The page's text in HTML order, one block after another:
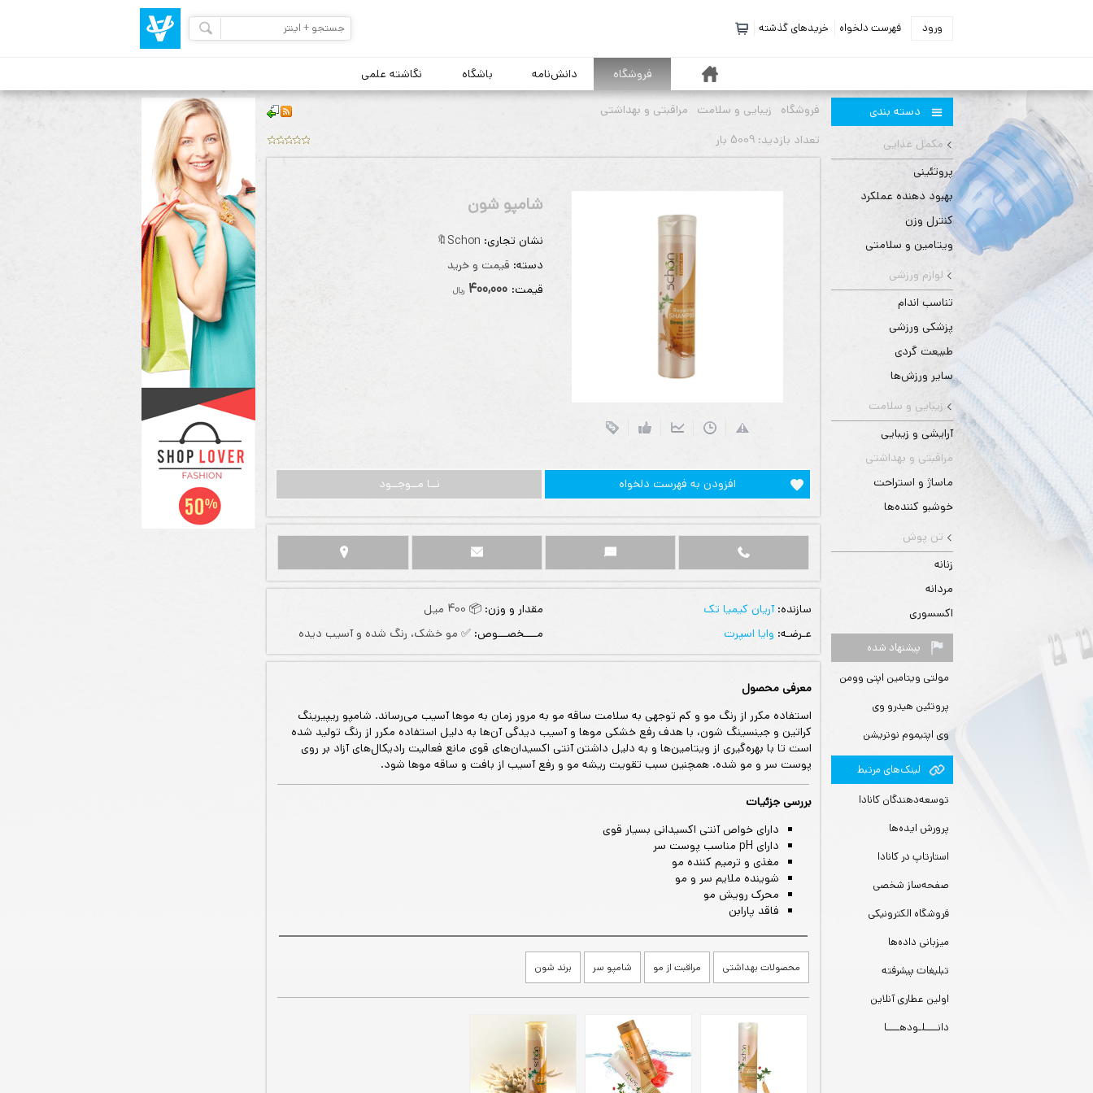
ورود فهرست دلخواه خریدهای گذشته
خانه فروشگاه دانش‌نامه باشگاه نگاشته علمی
دسته بندی
مکمل غذایی
پروتئینی
بهبود دهنده عملکرد
کنترل وزن
ویتامین و سلامتی
لوازم ورزشی
تناسب اندام
پزشکی ورزشی
طبیعت گردی
سایر ورزش‌ها
زیبایی و سلامت
آرایشی و زیبایی
مراقبتی و بهداشتی
ماساژ و استراحت
خوشبو کننده‌ها
تن پوش
زنانه
مردانه
اکسسوری
پیشنهاد شده
مولتی ویتامین اپتی وومن
پروتئین هیدرو وی
وی اپتیموم نوتریشن
لينك‌های مرتبط
توسعه‌دهندگان کانادا
پرورش ایده‌ها
استارتاپ در کانادا
صفحه‌ساز شخصی
فروشگاه الکترونیکی
میزبانی داده‌ها
تبلیغات پیشرفته
اولین عطاری آنلاین
دانــــلـودهــــا
فروشگاه زیبایی و سلامت
مراقبتی و بهداشتی
تعداد بازديد: 5009 بار
شامپو شون
نشان تجاری: Schon🔖
دسته: قیمت و خرید
قيمت: 400,000 ريال
افزودن به فهرست دلخواه نــا مــوجــود
سازنده:آریان کیمیا تک
عـرضـه: وایا اسپرت
مقدار و وزن: 📦 400 میل
مــــخصـــوص: ✅ مو خشک، رنگ شده و آسیب دیده
معرفی محصول
استفاده مکرر از رنگ مو و کم توجهی به سلامت ساقه مو به مرور زمان به موها آسیب می‌رساند. شامپو ریپیرینگ
کراتین و جینسینگ شون، با هدف رفع خشکی موها و آسیب دیدگی آن‌ها به دلیل استفاده مکرر از رنگ تولید شده
است تا با بهره‌گیری از ویتامین‌ها و به دلیل داشتن آنتی اکسیدان‌های قوی مانع فعالیت رادیکال‌های آزاد بر روی
پوست سر و مو شده. همچنین سبب تقویت ریشه مو و رفع آسیب از بافت و ساقه موها شود.
بررسی جزئیات
دارای خواص آنتی اکسیدانی بسیار قوی
دارای pH مناسب پوست سر
مغذی و ترمیم کننده مو
شوینده ملایم سر و مو
محرک رویش مو
فاقد پارابن
محصولات بهداشتی مراقبت از مو شامپو سر برند شون